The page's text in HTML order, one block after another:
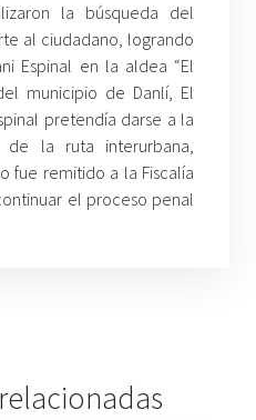
la búsqueda del
al ciudadano, logrando
Espinal en la aldea “El
municipio de Danlí, El
pretendía darse a la
la ruta interurbana,
fue remitido a la Fiscalía
el proceso penal